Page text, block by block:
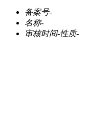
备案号-
名称-
审核时间-性质-